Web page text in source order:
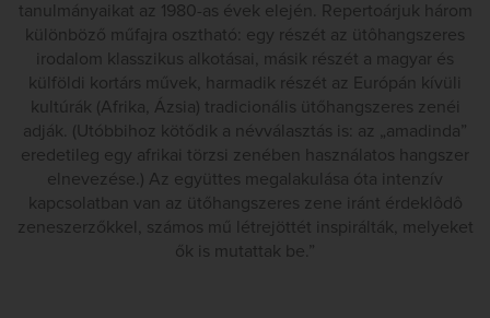
tanulmányaikat az 1980-as évek elején. Repertoárjuk három
különböző műfajra osztható: egy részét az ütôhangszeres
irodalom klasszikus alkotásai, másik részét a magyar és
külföldi kortárs művek, harmadik részét az Európán kívüli
kultúrák (Afrika, Ázsia) tradicionális ütőhangszeres zenéi
adják. (Utóbbihoz kötődik a névválasztás is: az „amadinda”
eredetileg egy afrikai törzsi zenében használatos hangszer
elnevezése.) Az együttes megalakulása óta intenzív
kapcsolatban van az ütőhangszeres zene iránt érdeklôdô
zeneszerzőkkel, számos mű létrejöttét inspirálták, melyeket
ők is mutattak be.”